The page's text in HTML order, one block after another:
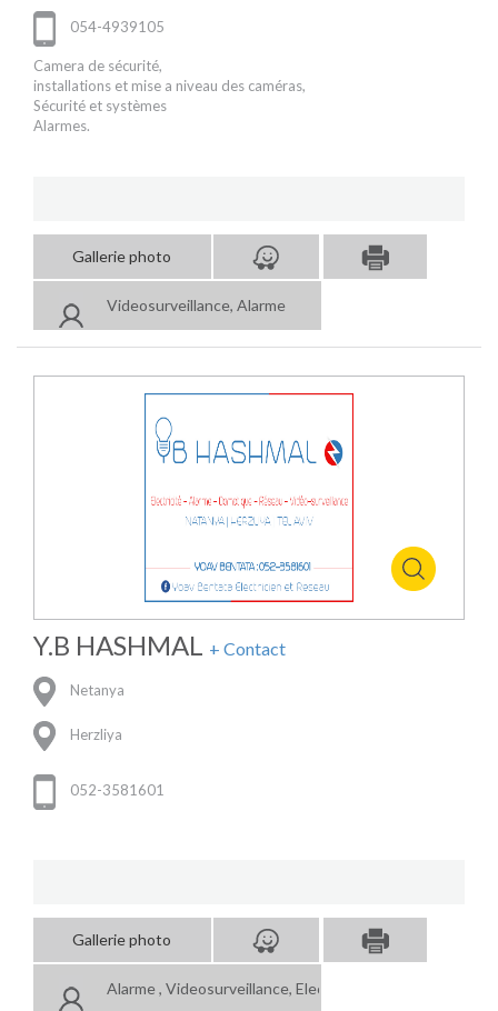
054-4939105
Camera de sécurité,
installations et mise a niveau des caméras,
Sécurité et systèmes
Alarmes.
Gallerie photo
Videosurveillance, Alarme
Y.B HASHMAL + Contact
Netanya
Herzliya
052-3581601
Gallerie photo
Alarme , Videosurveillance, Electricien, Intercom Video